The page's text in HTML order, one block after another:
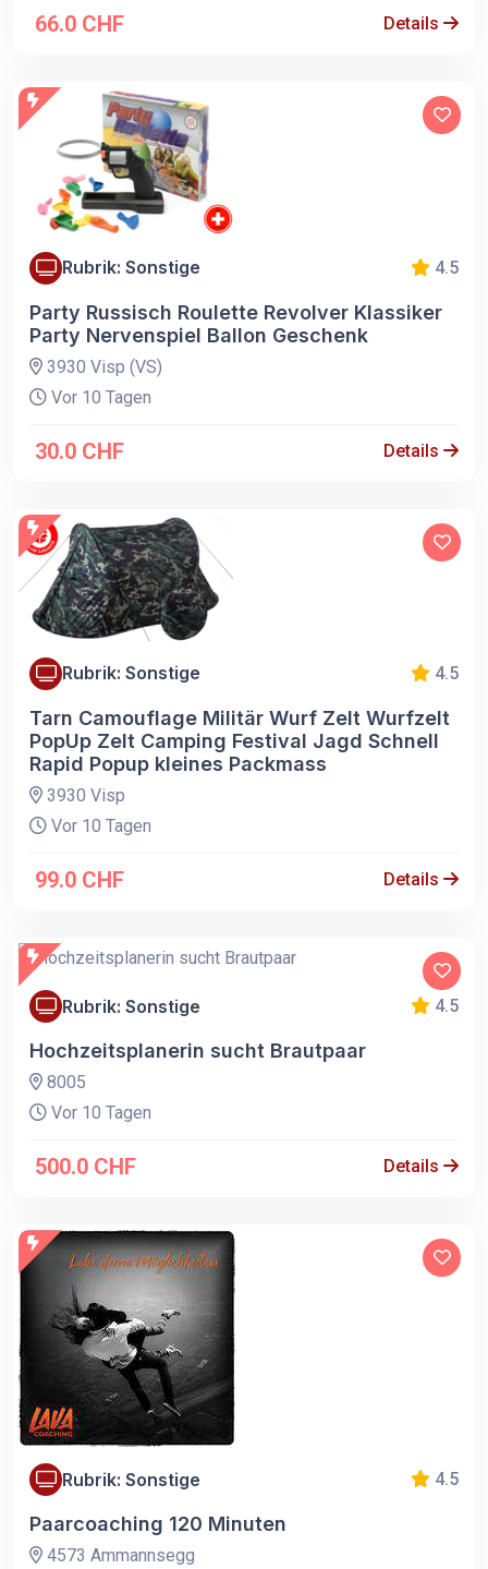
66.0 CHF Details
Rubrik: Sonstige 4.5
Party Russisch Roulette Revolver Klassiker
Party Nervenspiel Ballon Geschenk
3930 Visp (VS)
Vor 10 Tagen
30.0 CHF Details
Rubrik: Sonstige 4.5
Tarn Camouflage Militär Wurf Zelt Wurfzelt
PopUp Zelt Camping Festival Jagd Schnell
Rapid Popup kleines Packmass
3930 Visp
Vor 10 Tagen
99.0 CHF Details
Rubrik: Sonstige 4.5
Hochzeitsplanerin sucht Brautpaar
8005
Vor 10 Tagen
500.0 CHF Details
Rubrik: Sonstige 4.5
Paarcoaching 120 Minuten
4573 Ammannsegg